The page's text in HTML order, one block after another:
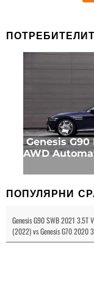
Genesis G90
AWD
ПОПУЛЯРНИ
Genesis G90 SWB 2021 3.5T
(2022) vs Genesis G70 2020